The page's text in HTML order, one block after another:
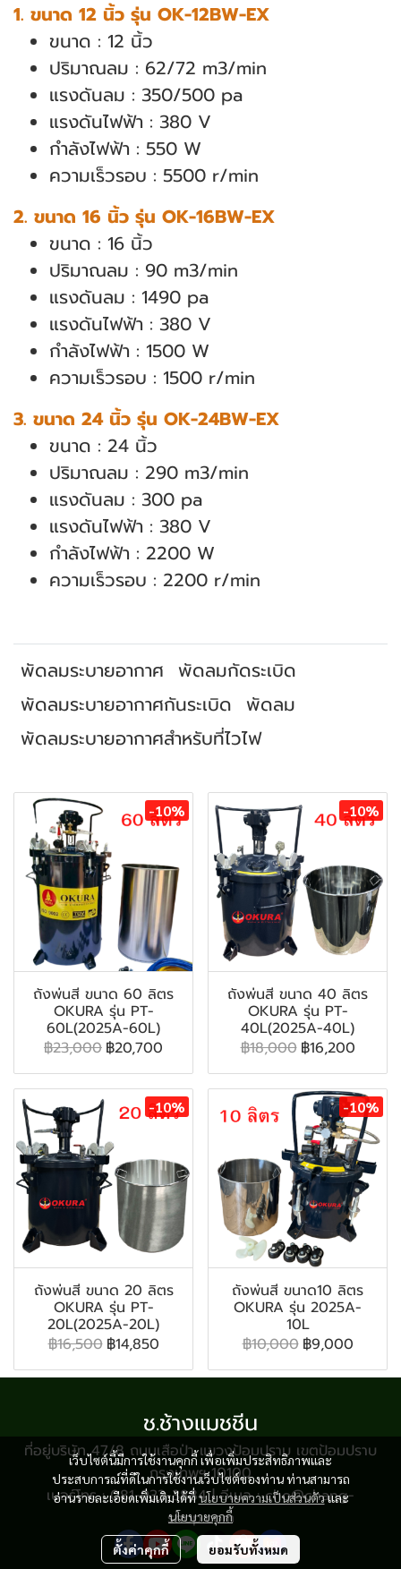
1. ขนาด 12 นิ้ว รุ่น OK-12BW-EX
ขนาด : 12 นิ้ว
ปริมาณลม : 62/72 m3/min
แรงดันลม : 350/500 pa
แรงดันไฟฟ้า : 380 V
กำลังไฟฟ้า : 550 W
ความเร็วรอบ : 5500 r/min
2. ขนาด 16 นิ้ว รุ่น OK-16BW-EX
ขนาด : 16 นิ้ว
ปริมาณลม : 90 m3/min
แรงดันลม : 1490 pa
แรงดันไฟฟ้า : 380 V
กำลังไฟฟ้า : 1500 W
ความเร็วรอบ : 1500 r/min
3. ขนาด 24 นิ้ว รุ่น OK-24BW-EX
ขนาด : 24 นิ้ว
ปริมาณลม : 290 m3/min
แรงดันลม : 300 pa
แรงดันไฟฟ้า : 380 V
กำลังไฟฟ้า : 2200 W
ความเร็วรอบ : 2200 r/min
พัดลมระบายอากาศ พัดลมกัดระเบิด
พัดลมระบายอากาศกันระเบิด พัดลม
พัดลมระบายอากาศสำหรับที่ไวไฟ
-10%
ถังพ่นสี ขนาด 60 ลิตร
OKURA รุ่น PT-
60L(2025A-60L)
฿23,000 ฿20,700
-10%
ถังพ่นสี ขนาด 40 ลิตร
OKURA รุ่น PT-
40L(2025A-40L)
฿18,000 ฿16,200
-10%
ถังพ่นสี ขนาด 20 ลิตร
OKURA รุ่น PT-
20L(2025A-20L)
฿16,500 ฿14,850
-10%
ถังพ่นสี ขนาด10 ลิตร
OKURA รุ่น 2025A-
10L
฿10,000 ฿9,000
เว็บไซต์นี้มีการใช้งานคุกกี้ เพื่อเพิ่มประสิทธิภาพและ
ประสบการณ์ที่ดีในการใช้งานเว็บไซต์ของท่าน ท่านสามารถ
อ่านรายละเอียดเพิ่มเติมได้ที่นโยบายความเป็นส่วนตัวและ
นโยบายคุกกี้
ตั้งค่าคุกกี้ ยอมรับทั้งหมด
ช.ช้างแมชชีน
ที่อยู่บริษัท 47/8 ถนนเสือป่า แขวงป้อมปราบ เขตป้อมปราบ
กรุงเทพฯ 10100
เบอร์โทร : 081-933-3884 | อีเมล : cho@chang-
shop.com